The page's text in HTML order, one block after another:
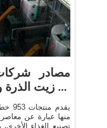
مصادر
زيت الذرة وخط إنتاج زيت الذرة ...